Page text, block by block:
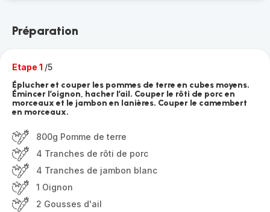
Préparation
Etape 1 /5
Éplucher et couper les pommes de terre en cubes moyens.
Émincer l’oignon, hacher l’ail. Couper le rôti de porc en
morceaux et le jambon en lanières. Couper le camembert
en morceaux.
800g Pomme de terre
4 Tranches de rôti de porc
4 Tranches de jambon blanc
1 Oignon
2 Gousses d'ail